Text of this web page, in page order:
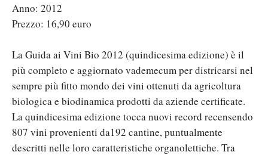
Anno: 2012
Prezzo: 16,90 euro
La Guida ai Vini Bio 2012 (quindicesima edizione) è il
più completo e aggiornato vademecum per districarsi nel
sempre più fitto mondo dei vini ottenuti da agricoltura
biologica e biodinamica prodotti da aziende certificate.
La quindicesima edizione tocca nuovi record recensendo
807 vini provenienti da192 cantine, puntualmente
descritti nelle loro caratteristiche organolettiche. Tra